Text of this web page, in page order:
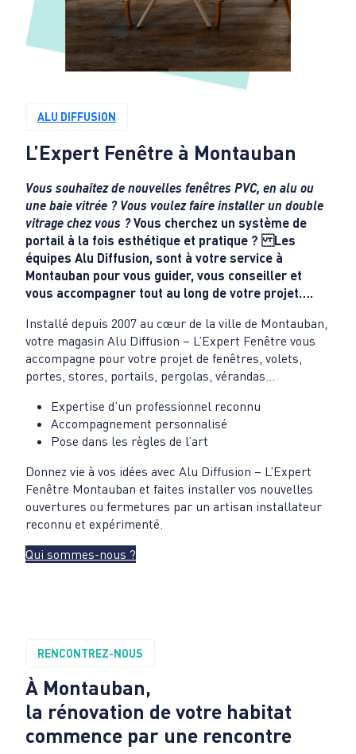
ALU DIFFUSION
L’Expert Fenêtre à Montauban
Vous souhaitez de nouvelles fenêtres PVC, en alu ou
une baie vitrée ? Vous voulez faire installer un double
vitrage chez vous ?Vous cherchez un système de
portail à la fois esthétique et pratique ? Les
équipes Alu Diffusion, sont à votre service à
Montauban pour vous guider, vous conseiller et
vous accompagner tout au long de votre projet….
Installé depuis 2007 au cœur de la ville de Montauban,
votre magasin Alu Diffusion – L’Expert Fenêtre vous
accompagne pour votre projet de fenêtres, volets,
portes, stores, portails, pergolas, vérandas…
Expertise d’un professionnel reconnu
Accompagnement personnalisé
Pose dans les règles de l’art
Donnez vie à vos idées avec Alu Diffusion – L’Expert
Fenêtre Montauban et faites installer vos nouvelles
ouvertures ou fermetures par un artisan installateur
reconnu et expérimenté.
Qui sommes-nous ?
RENCONTREZ-NOUS
À Montauban,
la rénovation de votre habitat
commence par une rencontre